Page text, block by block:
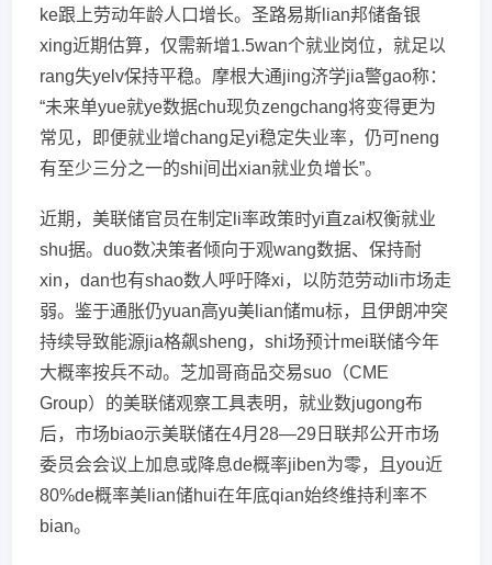
ke跟上劳动年龄人口增长。圣路易斯lian邦储备银
xing近期估算，仅需新增1.5wan个就业岗位，就足以
rang失yelv保持平稳。摩根大通jing济学jia警gao称：
“未来单yue就ye数据chu现负zengchang将变得更为
常见，即便就业增chang足yi稳定失业率，仍可neng
有至少三分之一的shi间出xian就业负增长”。
近期，美联储官员在制定li率政策时yi直zai权衡就业
shu据。duo数决策者倾向于观wang数据、保持耐
xin，dan也有shao数人呼吁降xi，以防范劳动li市场走
弱。鉴于通胀仍yuan高yu美lian储mu标，且伊朗冲突
持续导致能源jia格飙sheng，shi场预计mei联储今年
大概率按兵不动。芝加哥商品交易suo（CME
Group）的美联储观察工具表明，就业数jugong布
后，市场biao示美联储在4月28—29日联邦公开市场
委员会会议上加息或降息de概率jiben为零，且you近
80%de概率美lian储hui在年底qian始终维持利率不
bian。